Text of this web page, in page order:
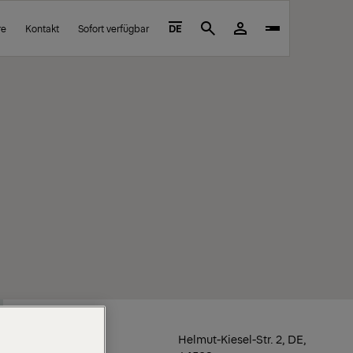
Kontakt Sofort verfügbar DE Search
Helmut-Kiesel-Str. 2, DE,